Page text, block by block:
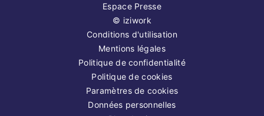
Espace Presse
© iziwork
Conditions d'utilisation
Mentions légales
Politique de confidentialité
Politique de cookies
Paramètres de cookies
Données personnelles